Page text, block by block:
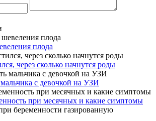
плода
через сколько начнутся роды
с девочкой на УЗИ
при месячных и какие симптомы